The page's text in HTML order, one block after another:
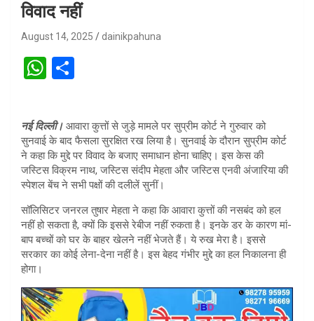
विवाद नहीं
August 14, 2025 dainikpahuna
W
at
s
A
p
p
e
नई दिल्ली। आवारा कुत्तों से जुड़े मामले पर सुप्रीम कोर्ट ने गुरुवार को
सुनवाई के बाद फैसला सुरक्षित रख लिया है। सुनवाई के दौरान सुप्रीम कोर्ट
ने कहा कि मुद्दे पर विवाद के बजाए समाधान होना चाहिए। इस केस की
जस्टिस विक्रम नाथ, जस्टिस संदीप मेहता और जस्टिस एनवी अंजारिया की
स्पेशल बेंच ने सभी पक्षों की दलीलें सुनीं।
सॉलिसिटर जनरल तुषार मेहता ने कहा कि आवारा कुत्तों की नसबंद को हल
नहीं हो सकता है, क्यों कि इससे रेबीज नहीं रुकता है। इनके डर के कारण मां-
बाप बच्चों को घर के बाहर खेलने नहीं भेजते हैं। ये रुख मेरा है। इससे
सरकार का कोई लेना-देना नहीं है। इस बेहद गंभीर मुद्दे का हल निकालना ही
होगा।